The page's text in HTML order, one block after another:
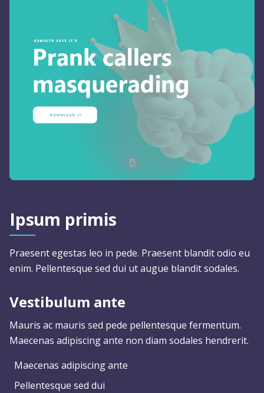
Ipsum primis
Praesent egestas leo in pede. Praesent blandit odio eu
enim. Pellentesque sed dui ut augue blandit sodales.
Vestibulum ante
Mauris ac mauris sed pede pellentesque fermentum.
Maecenas adipiscing ante non diam sodales hendrerit.
Maecenas adipiscing ante
Pellentesque sed dui